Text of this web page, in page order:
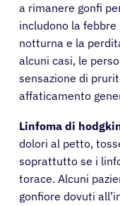
a rimanere gonfi
includono la
notturna e la
alcuni casi, le
sensazione di
affaticamento
Linfoma di
dolori al petto,
soprattutto se i
torace. Alcuni
gonfiore dovuti